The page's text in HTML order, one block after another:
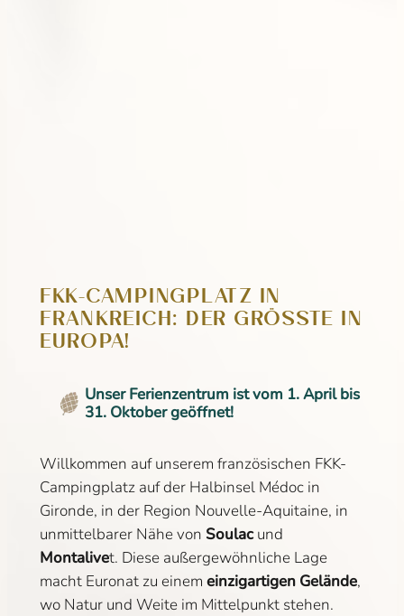
FKK-CAMPINGPLATZ IN
FRANKREICH: DER GRÖSSTE IN E
UROPA!
Unser Ferienzentrum ist vom 1. April bis
31. Oktober geöffnet!
Willkommen auf unserem französischen FKK-
Campingplatz auf der Halbinsel Médoc in
Gironde, in der Region Nouvelle-Aquitaine, in
unmittelbarer Nähe von Soulacund
Montalivet. Diese außergewöhnliche Lage
macht Euronat zu einem einzigartigen Gelände,
wo Natur und Weite im Mittelpunkt stehen.